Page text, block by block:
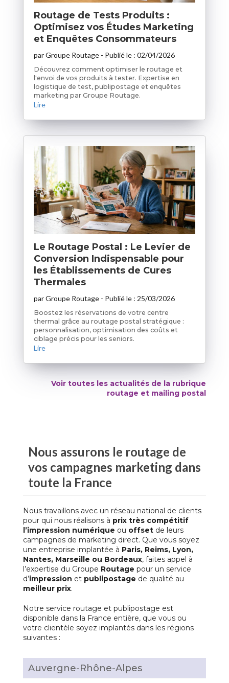
Routage de Tests Produits :
Optimisez vos Études Marketing
et Enquêtes Consommateurs
parGroupe Routage- Publié le : 02/04/2026
Découvrez comment optimiser le routage et
l'envoi de vos produits à tester. Expertise en
logistique de test, publipostage et enquêtes
marketing par Groupe Routage.
Lire
Le Routage Postal : Le Levier de
Conversion Indispensable pour
les Établissements de Cures
Thermales
parGroupe Routage- Publié le : 25/03/2026
Boostez les réservations de votre centre
thermal grâce au routage postal stratégique :
personnalisation, optimisation des coûts et
ciblage précis pour les seniors.
Lire
Voir toutes les actualités de la rubrique
routage et mailing postal
Nous assurons le routage de
vos campagnes marketing dans
toute la France
Nous travaillons avec un réseau national de clients
pour qui nous réalisons à prix très compétitif
l’impression numérique ou offsetde leurs
campagnes de marketing direct. Que vous soyez
une entreprise implantée à Paris, Reims, Lyon,
Nantes, Marseille ou Bordeaux, faites appel à
l’expertise du Groupe Routage pour un service
d’impression et publipostage de qualité au
meilleur prix.
Notre service routage et publipostage est
disponible dans la France entière, que vous ou
votre clientèle soyez implantés dans les régions
suivantes :
Auvergne-Rhône-Alpes